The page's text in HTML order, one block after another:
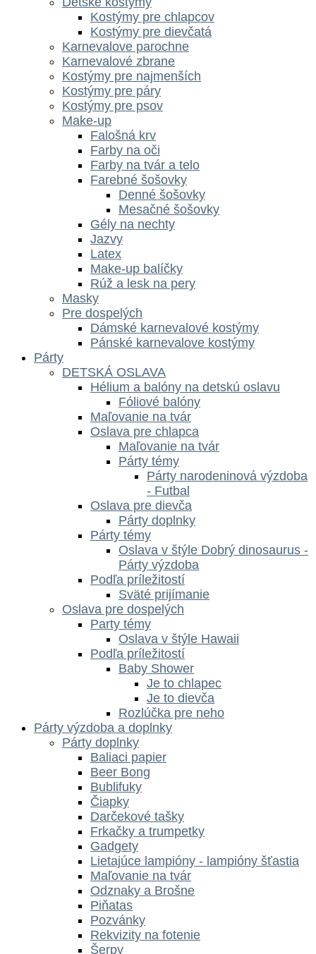
Kostýmy pre chlapcov
Kostýmy pre dievčatá
Karnevalove parochne
Karnevalové zbrane
Kostýmy pre najmenších
Kostýmy pre páry
Kostýmy pre psov
Make-up
Falošná krv
Farby na oči
Farby na tvár a telo
Farebné šošovky
Denné šošovky
Mesačné šošovky
Gély na nechty
Jazvy
Latex
Make-up balíčky
Rúž a lesk na pery
Masky
Pre dospelých
Dámské karnevalové kostýmy
Pánské karnevalove kostýmy
Párty
DETSKÁ OSLAVA
Hélium a balóny na detskú oslavu
Fóliové balóny
Maľovanie na tvár
Oslava pre chlapca
Maľovanie na tvár
Párty témy
Párty narodeninová výzdoba
- Futbal
Oslava pre dievča
Párty doplnky
Párty témy
Oslava v štýle Dobrý dinosaurus -
Párty výzdoba
Podľa príležitostí
Sväté prijímanie
Oslava pre dospelých
Party témy
Oslava v štýle Hawaii
Podľa príležitostí
Baby Shower
Je to chlapec
Je to dievča
Rozlúčka pre neho
Párty výzdoba a doplnky
Párty doplnky
Baliaci papier
Beer Bong
Bublifuky
Čiapky
Darčekové tašky
Frkačky a trumpetky
Gadgety
Lietajúce lampióny - lampióny šťastia
Maľovanie na tvár
Odznaky a Brošne
Piňatas
Pozvánky
Rekvizity na fotenie
Šerpy